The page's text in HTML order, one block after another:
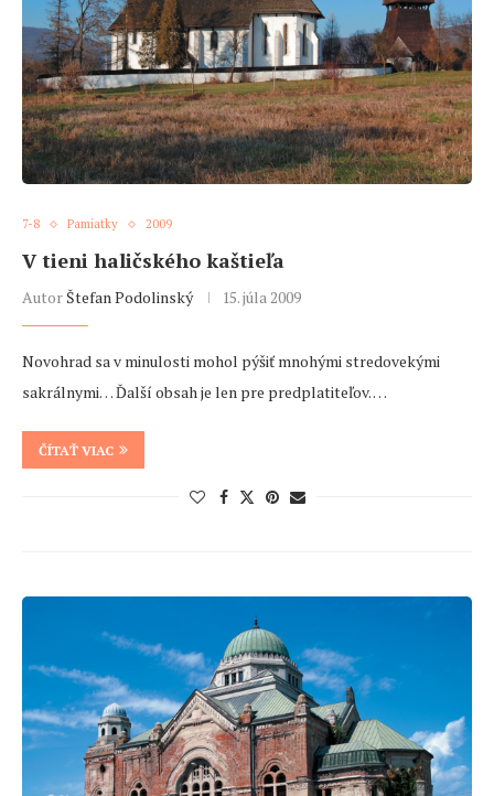
7-8 Pamiatky 2009
V tieni haličského kaštieľa
Autor Štefan Podolinský 15. júla 2009
Novohrad sa v minulosti mohol pýšiť mnohými stredovekými
sakrálnymi… Ďalší obsah je len pre predplatiteľov. …
ČÍTAŤ VIAC